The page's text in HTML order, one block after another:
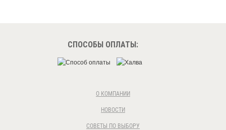
СПОСОБЫ ОПЛАТЫ:
О КОМПАНИИ
НОВОСТИ
СОВЕТЫ ПО ВЫБОРУ